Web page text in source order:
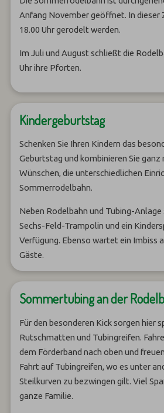
Anfang November geöffnet. In dieser
18.00 Uhr gerodelt werden.
Im Juli und August schließt die
Uhr ihre Pforten.
Kindergeburtstag
Schenken Sie Ihren Kindern das
Geburtstag und kombinieren Sie ganz
Wünschen, die unterschiedlichen
Sommerrodelbahn.
Neben Rodelbahn und Tubing-Anlage
Sechs-Feld-Trampolin und ein
Verfügung. Ebenso wartet ein Imbiss
Gäste.
Sommertubing an der
Für den besonderen Kick sorgen hier
Rutschmatten und Tubingreifen.
dem Förderband nach oben und
Fahrt auf Tubingreifen, wo es unter
Steilkurven zu bezwingen gilt. Viel
ganze Familie.